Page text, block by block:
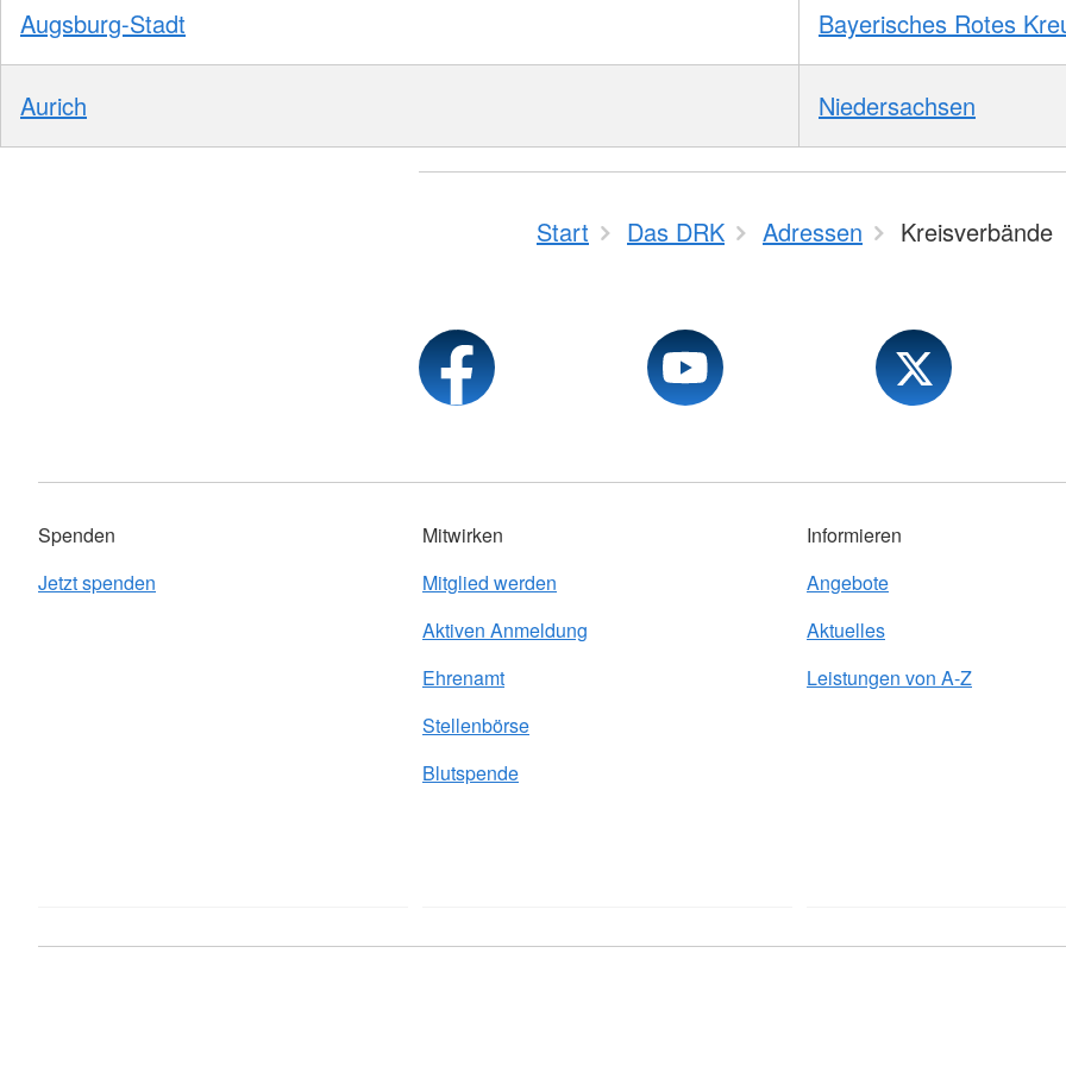
Augsburg-Stadt Bayerisches Rotes
Aurich Niedersachsen
Start Das DRK Adressen Kreisverbände
Spenden
Jetzt spenden
Mitwirken
Mitglied werden
Aktiven Anmeldung
Ehrenamt
Stellenbörse
Blutspende
Informieren
Angebote
Aktuelles
Leistungen von A-Z